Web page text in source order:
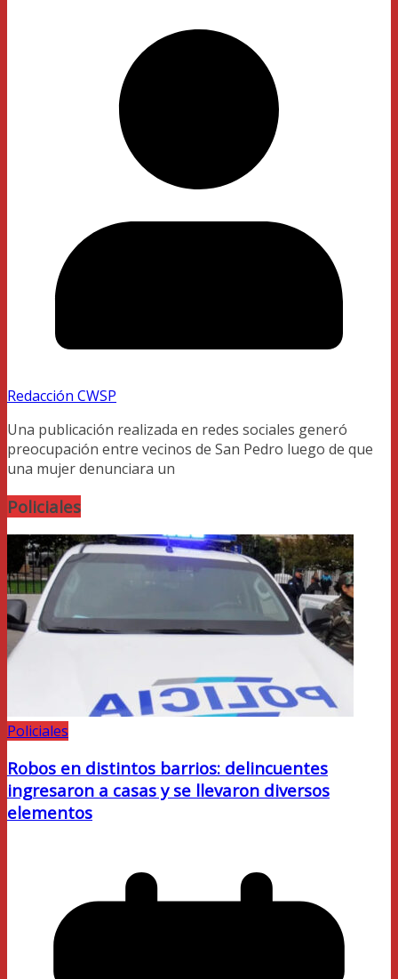
Redacción CWSP
Una publicación realizada en redes sociales generó
preocupación entre vecinos de San Pedro luego de que
una mujer denunciara un
Policiales
Policiales
Robos en distintos barrios: delincuentes
ingresaron a casas y se llevaron diversos
elementos